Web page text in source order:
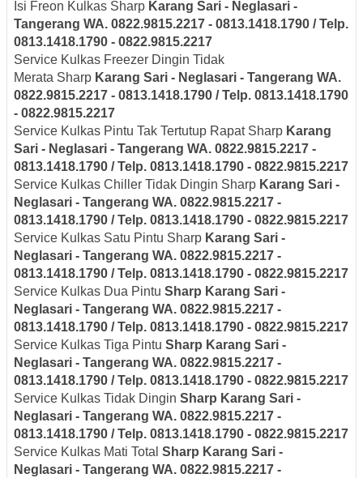
Isi Freon Kulkas Sharp Karang Sari - Neglasari -
Tangerang WA. 0822.9815.2217 - 0813.1418.1790 / Telp.
0813.1418.1790 - 0822.9815.2217
Service Kulkas Freezer Dingin Tidak
Merata Sharp Karang Sari - Neglasari - Tangerang WA.
0822.9815.2217 - 0813.1418.1790 / Telp. 0813.1418.1790
- 0822.9815.2217
Service Kulkas Pintu Tak Tertutup Rapat Sharp Karang
Sari - Neglasari - Tangerang WA. 0822.9815.2217 -
0813.1418.1790 / Telp. 0813.1418.1790 - 0822.9815.2217
Service Kulkas Chiller Tidak Dingin Sharp Karang Sari -
Neglasari - Tangerang WA. 0822.9815.2217 -
0813.1418.1790 / Telp. 0813.1418.1790 - 0822.9815.2217
Service Kulkas Satu Pintu Sharp Karang Sari -
Neglasari - Tangerang WA. 0822.9815.2217 -
0813.1418.1790 / Telp. 0813.1418.1790 - 0822.9815.2217
Service Kulkas Dua Pintu Sharp Karang Sari -
Neglasari - Tangerang WA. 0822.9815.2217 -
0813.1418.1790 / Telp. 0813.1418.1790 - 0822.9815.2217
Service Kulkas Tiga Pintu Sharp Karang Sari -
Neglasari - Tangerang WA. 0822.9815.2217 -
0813.1418.1790 / Telp. 0813.1418.1790 - 0822.9815.2217
Service Kulkas Tidak Dingin Sharp Karang Sari -
Neglasari - Tangerang WA. 0822.9815.2217 -
0813.1418.1790 / Telp. 0813.1418.1790 - 0822.9815.2217
Service Kulkas Mati Total Sharp Karang Sari -
Neglasari - Tangerang WA. 0822.9815.2217 -